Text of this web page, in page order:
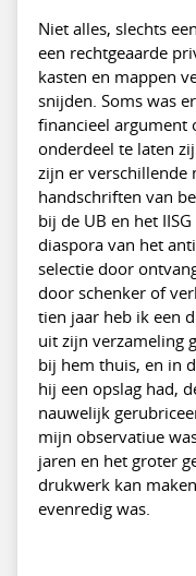
Niet alles, slechts
een rechtgeaarde
kasten en mappen
snijden. Soms was
financieel argument
onderdeel te laten
zijn er verschillende
handschriften van
bij de UB en het
diaspora van het
selectie door
door schenker of
tien jaar heb ik een
uit zijn verzameling
bij hem thuis, en in
hij een opslag had,
nauwelijk
mijn observatiue
jaren en het groter
drukwerk kan
evenredig was.